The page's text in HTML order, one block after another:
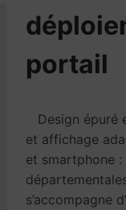
portail
Design épuré
et affichage
et smartphone
s’accompagne